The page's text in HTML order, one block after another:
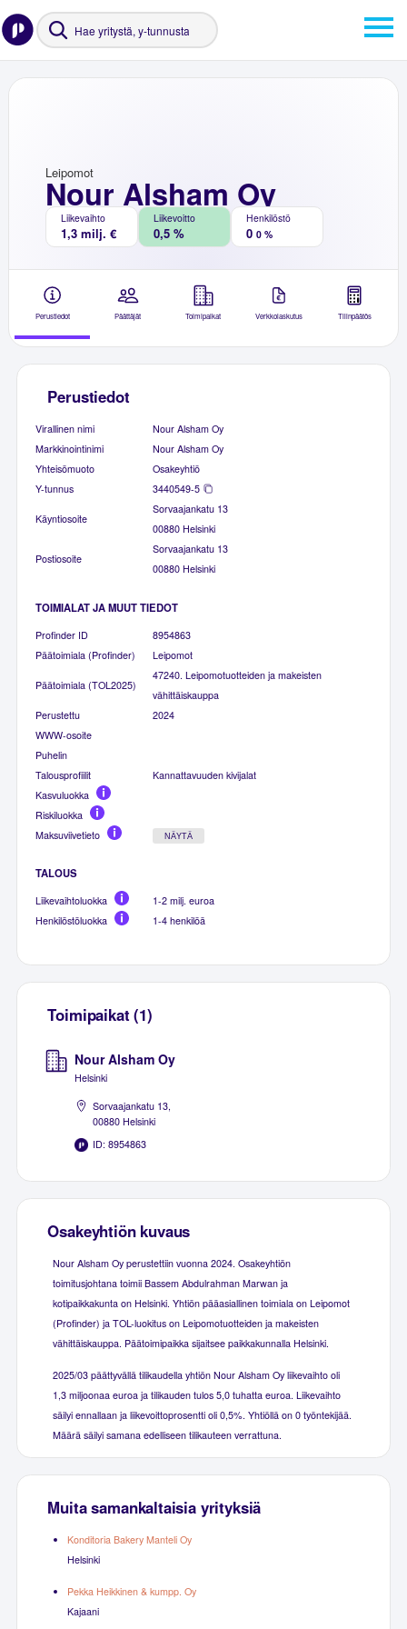
Nour Alsham Oy
Leipomot
Liikevaihto
1,3 milj. €
Liikevoitto
0,5 %
Henkilöstö
0 0 %
Perustiedot Päättäjät Toimipaikat Verkkolaskutus Tilinpäätös
Perustiedot
Virallinen nimi
Nour Alsham Oy
Markkinointinimi
Nour Alsham Oy
Yhteisömuoto
Osakeyhtiö
Y-tunnus
3440549-5
Käyntiosoite
Sorvaajankatu 13
00880 Helsinki
Postiosoite
Sorvaajankatu 13
00880 Helsinki
TOIMIALAT JA MUUT TIEDOT
Profinder ID
8954863
Päätoimiala (Profinder)
Leipomot
Päätoimiala (TOL2025)
47240. Leipomotuotteiden ja makeisten
vähittäiskauppa
Perustettu
2024
WWW-osoite
Puhelin
Talousprofiilit
Kannattavuuden kivijalat
Kasvuluokka
Riskiluokka
Maksuviivetieto
NÄYTÄ
TALOUS
Liikevaihtoluokka
1-2 milj. euroa
Henkilöstöluokka
1-4 henkilöä
Toimipaikat (1)
Nour Alsham Oy
Helsinki
Sorvaajankatu 13,
00880 Helsinki
ID: 8954863
Osakeyhtiön kuvaus
Nour Alsham Oy perustettiin vuonna 2024. Osakeyhtiön
toimitusjohtana toimii Bassem Abdulrahman Marwan ja
kotipaikkakunta on Helsinki. Yhtiön pääasiallinen toimiala on Leipomot
(Profinder) ja TOL-luokitus on Leipomotuotteiden ja makeisten
vähittäiskauppa. Päätoimipaikka sijaitsee paikkakunnalla Helsinki.
2025/03 päättyvällä tilikaudella yhtiön Nour Alsham Oy liikevaihto oli
1,3 miljoonaa euroa ja tilikauden tulos 5,0 tuhatta euroa. Liikevaihto
säilyi ennallaan ja liikevoittoprosentti oli 0,5%. Yhtiöllä on 0 työntekijää.
Määrä säilyi samana edelliseen tilikauteen verrattuna.
Muita samankaltaisia yrityksiä
Konditoria Bakery Manteli Oy
Helsinki
Pekka Heikkinen & kumpp. Oy
Kajaani